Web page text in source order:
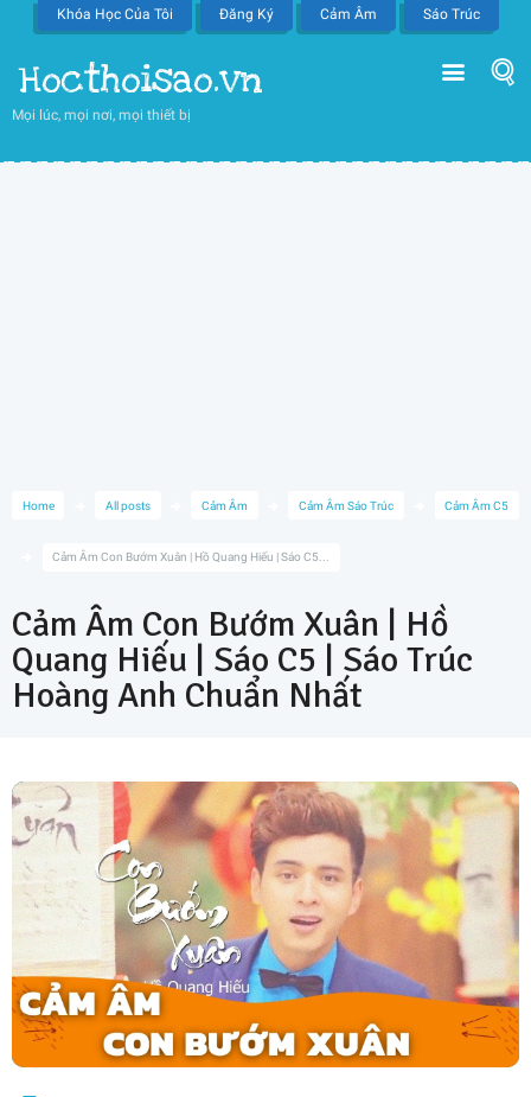
Khóa Học Của Tôi Đăng Ký Cảm Âm Sáo Trúc
Hocthoisao.vn
Mọi lúc, mọi nơi, mọi thiết bị
Home All posts Cảm Âm Cảm Âm Sáo Trúc Cảm Âm C5
Cảm Âm Con Bướm Xuân | Hồ Quang Hiếu | Sáo C5...
Cảm Âm Con Bướm Xuân | Hồ
Quang Hiếu | Sáo C5 | Sáo Trúc
Hoàng Anh Chuẩn Nhất